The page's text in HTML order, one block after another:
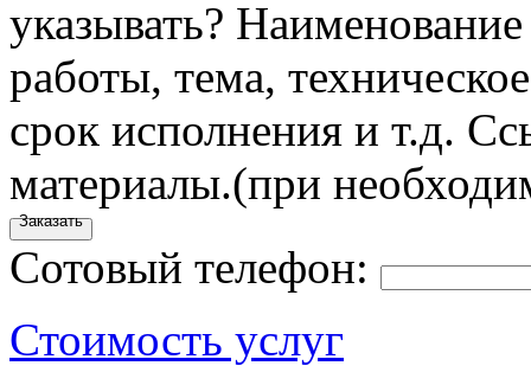
указывать? Наименование
работы, тема,
срок исполнения и т.д.
материалы.(при
Заказать
Сотовый телефон:
Стоимость услуг